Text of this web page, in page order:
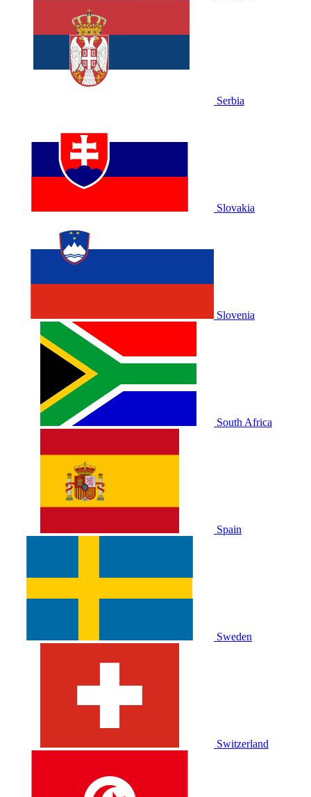
Serbia
Slovakia
Slovenia
South Africa
Spain
Sweden
Switzerland